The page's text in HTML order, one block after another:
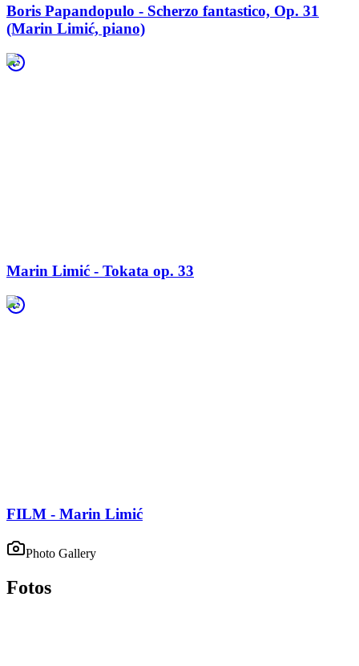
Boris Papandopulo - Scherzo fantastico, Op. 31
(Marin Limić, piano)
Marin Limić - Tokata op. 33
FILM - Marin Limić
Photo Gallery
Fotos